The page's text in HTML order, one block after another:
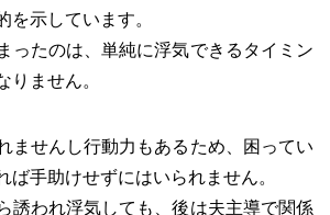
を示しています。
ったのは、単純に浮気できるタイミン
りません。
ませんし行動力もあるため、困ってい
ば手助けせずにはいられません。
誘われ浮気しても、後は夫主導で関係